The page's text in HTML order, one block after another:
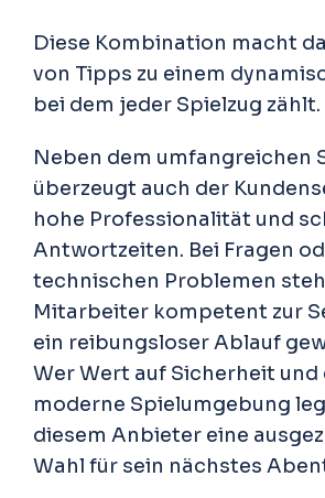
Diese Kombination macht
von Tipps zu einem
bei dem jeder Spielzug zählt.
Neben dem umfangreichen
überzeugt auch der
hohe Professionalität und
Antwortzeiten. Bei Fragen
technischen Problemen
Mitarbeiter kompetent zur
ein reibungsloser Ablauf
Wer Wert auf Sicherheit und
moderne Spielumgebung
diesem Anbieter eine
Wahl für sein nächstes